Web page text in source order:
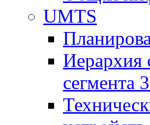
UMTS
Иерархия
сегмента